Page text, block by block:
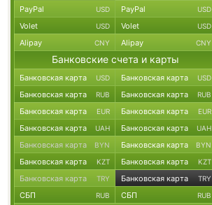
PayPal USD PayPal USD
Volet USD Volet USD
Alipay CNY Alipay CNY
Банковские счета и карты
Банковская карта USD Банковская карта USD
Банковская карта RUB Банковская карта RUB
Банковская карта EUR Банковская карта EUR
Банковская карта UAH Банковская карта UAH
Банковская карта BYN Банковская карта BYN
Банковская карта KZT Банковская карта KZT
Банковская карта TRY Банковская карта TRY
СБП RUB СБП RUB